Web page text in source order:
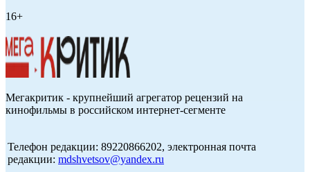
16+
Мегакритик - крупнейший агрегатор рецензий на
кинофильмы в российском интернет-сегменте
Телефон редакции: 89220866202, электронная почта
редакции: mdshvetsov@yandex.ru